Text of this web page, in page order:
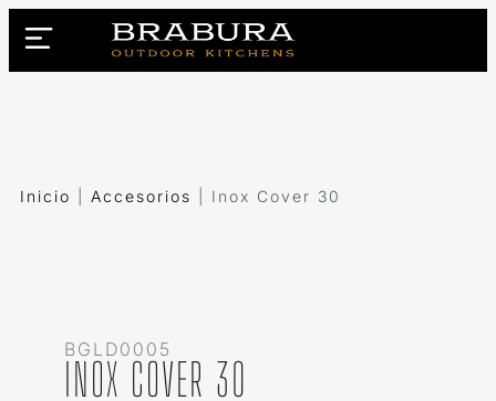
Inicio Accesorios Inox Cover 30
BGLD0005
INOX COVER 30